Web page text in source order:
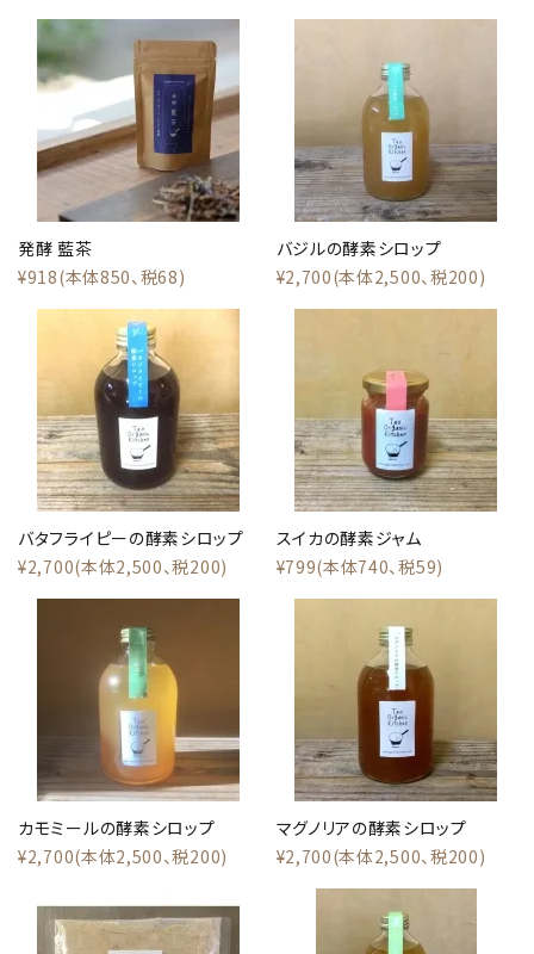
発酵 藍茶
¥918(本体850、税68)
バジルの酵素シロップ
¥2,700(本体2,500、税200)
バタフライピーの酵素シロップ
¥2,700(本体2,500、税200)
スイカの酵素ジャム
¥799(本体740、税59)
カモミールの酵素シロップ
¥2,700(本体2,500、税200)
マグノリアの酵素シロップ
¥2,700(本体2,500、税200)